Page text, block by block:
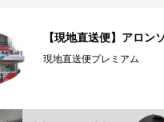
【現地直送便】アロン
現地直送便プレミアム